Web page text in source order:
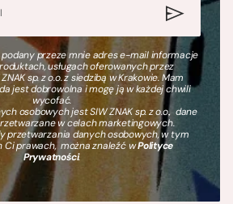
przeze mnie adres e-mail informacje
usługach oferowanych przez
sp. z o.o. z siedzibą w Krakowie. Mam
jest dobrowolna i mogę ją w każdej chwili
wycofać.
osobowych jest SIW ZNAK sp. z o.o., dane
w celach marketingowych.
przetwarzania danych osobowych, w tym
Ci prawach, można znaleźć wPolityce
Prywatności.